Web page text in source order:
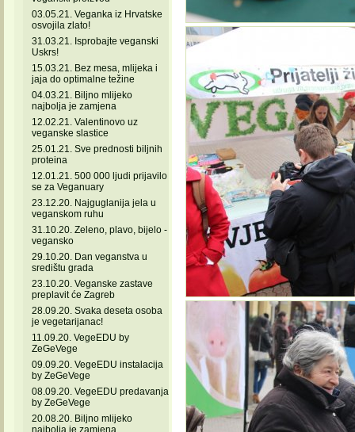
03.05.21. Veganka iz Hrvatske
osvojila zlato!
31.03.21. Isprobajte veganski
Uskrs!
15.03.21. Bez mesa, mlijeka i
jaja do optimalne težine
04.03.21. Biljno mlijeko
najbolja je zamjena
12.02.21. Valentinovo uz
veganske slastice
25.01.21. Sve prednosti biljnih
proteina
12.01.21. 500 000 ljudi prijavilo
se za Veganuary
23.12.20. Najguglanija jela u
veganskom ruhu
31.10.20. Zeleno, plavo, bijelo -
vegansko
29.10.20. Dan veganstva u
središtu grada
23.10.20. Veganske zastave
preplavit će Zagreb
28.09.20. Svaka deseta osoba
je vegetarijanac!
11.09.20. VegeEDU by
ZeGeVege
09.09.20. VegeEDU instalacija
by ZeGeVege
08.09.20. VegeEDU predavanja
by ZeGeVege
20.08.20. Biljno mlijeko
najbolja je zamjena